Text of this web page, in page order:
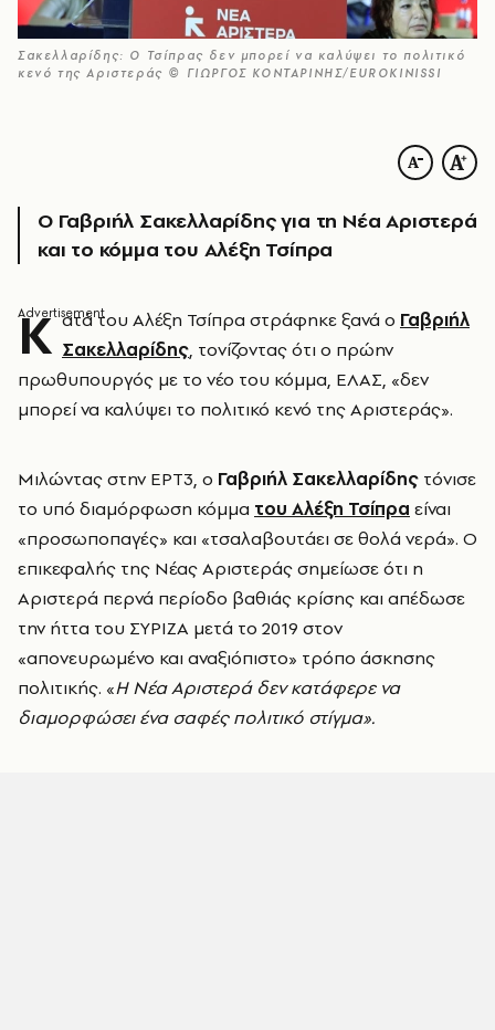
Σακελλαρίδης: Ο Τσίπρας δεν μπορεί να καλύψει το πολιτικό
κενό της Αριστεράς © ΓΙΩΡΓΟΣ ΚΟΝΤΑΡΙΝΗΣ/EUROKINISSI
Ο Γαβριήλ Σακελλαρίδης για τη Νέα Αριστερά
και το κόμμα του Αλέξη Τσίπρα
Κ ατά του Αλέξη Τσίπρα στράφηκε ξανά ο Γαβριήλ
Σακελλαρίδης, τονίζοντας ότι ο πρώην
πρωθυπουργός με το νέο του κόμμα, ΕΛΑΣ, «δεν
μπορεί να καλύψει το πολιτικό κενό της Αριστεράς».
Μιλώντας στην ΕΡΤ3, ο Γαβριήλ Σακελλαρίδης τόνισε
το υπό διαμόρφωση κόμμα του Αλέξη Τσίπρα είναι
«προσωποπαγές» και «τσαλαβουτάει σε θολά νερά». Ο
επικεφαλής της Νέας Αριστεράς σημείωσε ότι η
Αριστερά περνά περίοδο βαθιάς κρίσης και απέδωσε
την ήττα του ΣΥΡΙΖΑ μετά το 2019 στον
«απονευρωμένο και αναξιόπιστο» τρόπο άσκησης
πολιτικής. «Η Νέα Αριστερά δεν κατάφερε να
διαμορφώσει ένα σαφές πολιτικό στίγμα».